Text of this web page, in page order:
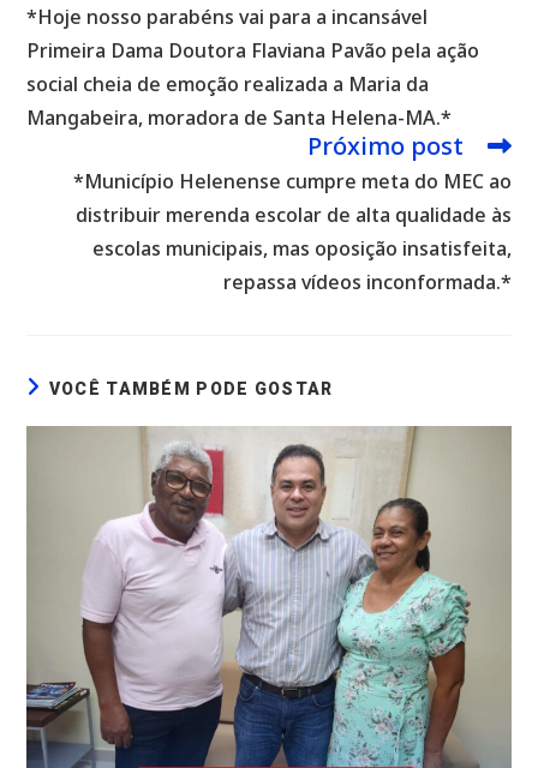
artigos
*Hoje nosso parabéns vai para a incansável
Primeira Dama Doutora Flaviana Pavão pela ação
social cheia de emoção realizada a Maria da
Mangabeira, moradora de Santa Helena-MA.*
Próximo post
*Município Helenense cumpre meta do MEC ao
distribuir merenda escolar de alta qualidade às
escolas municipais, mas oposição insatisfeita,
repassa vídeos inconformada.*
VOCÊ TAMBÉM PODE GOSTAR